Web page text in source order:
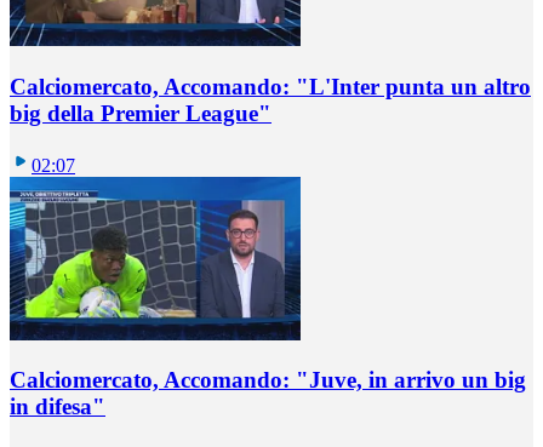
Calciomercato, Accomando: "L'Inter punta un altro
big della Premier League"
02:07
Calciomercato, Accomando: "Juve, in arrivo un big
in difesa"